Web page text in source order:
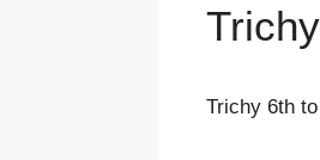
Trichy 6th